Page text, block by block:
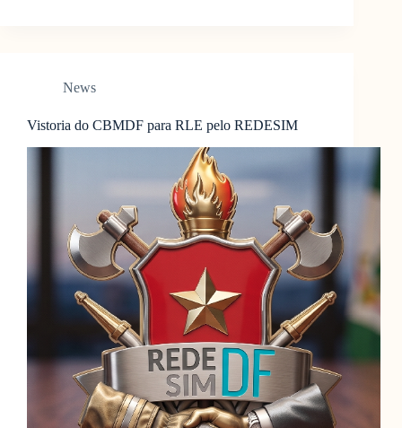
News
Vistoria do CBMDF para RLE pelo REDESIM